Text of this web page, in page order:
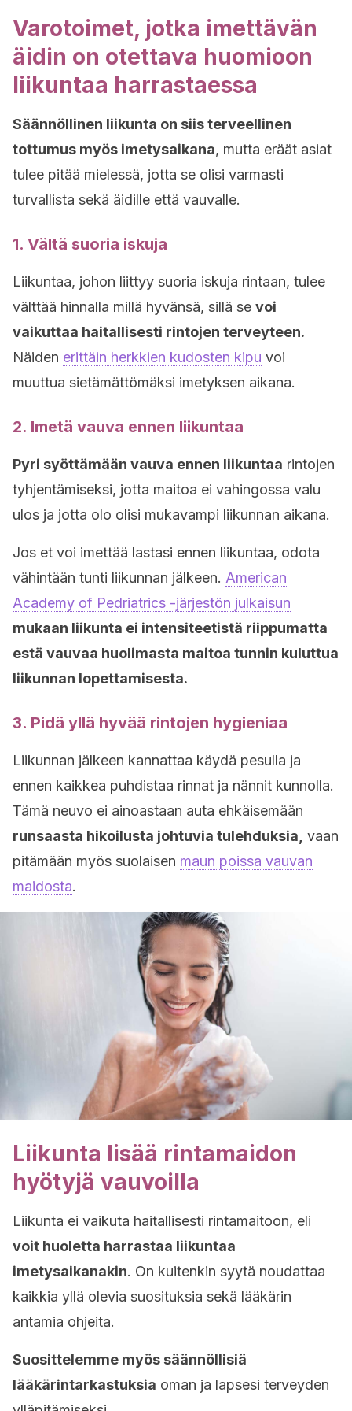
Varotoimet, jotka imettävän
äidin on otettava huomioon
liikuntaa harrastaessa
Säännöllinen liikunta on siis terveellinen
tottumus myös imetysaikana, mutta eräät asiat
tulee pitää mielessä, jotta se olisi varmasti
turvallista sekä äidille että vauvalle.
1. Vältä suoria iskuja
Liikuntaa, johon liittyy suoria iskuja rintaan, tulee
välttää hinnalla millä hyvänsä, sillä se voi
vaikuttaa haitallisesti rintojen terveyteen.
Näiden erittäin herkkien kudosten kipu voi
muuttua sietämättömäksi imetyksen aikana.
2. Imetä vauva ennen liikuntaa
Pyri syöttämään vauva ennen liikuntaa rintojen
tyhjentämiseksi, jotta maitoa ei vahingossa valu
ulos ja jotta olo olisi mukavampi liikunnan aikana.
Jos et voi imettää lastasi ennen liikuntaa, odota
vähintään tunti liikunnan jälkeen. American
Academy of Pedriatrics -järjestön julkaisun
mukaan liikunta ei intensiteetistä riippumatta
estä vauvaa huolimasta maitoa tunnin kuluttua
liikunnan lopettamisesta.
3. Pidä yllä hyvää rintojen hygieniaa
Liikunnan jälkeen kannattaa käydä pesulla ja
ennen kaikkea puhdistaa rinnat ja nännit kunnolla.
Tämä neuvo ei ainoastaan auta ehkäisemään
runsaasta hikoilusta johtuvia tulehduksia, vaan
pitämään myös suolaisen maun poissa vauvan
maidosta.
Liikunta lisää rintamaidon
hyötyjä vauvoilla
Liikunta ei vaikuta haitallisesti rintamaitoon, eli
voit huoletta harrastaa liikuntaa
imetysaikanakin. On kuitenkin syytä noudattaa
kaikkia yllä olevia suosituksia sekä lääkärin
antamia ohjeita.
Suosittelemme myös säännöllisiä
lääkärintarkastuksia oman ja lapsesi terveyden